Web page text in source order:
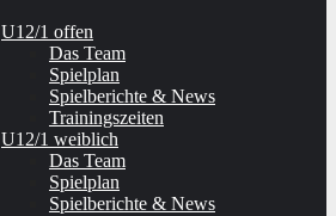
U12/1 offen
Das Team
Spielplan
Spielberichte & News
Trainingszeiten
U12/1 weiblich
Das Team
Spielplan
Spielberichte & News